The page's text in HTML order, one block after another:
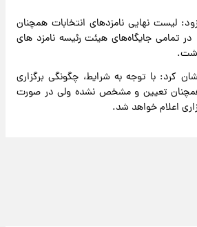
لیست نهایی نامزدهای انتخابات همچنان
تمامی جایگاه‌های هیئت رئیسه نامزد های
کرد: با توجه به شرایط، چگونگی برگزاری
همچنان تعیین و مشخص نشده ولی در صورت
اعلام خواهد شد.